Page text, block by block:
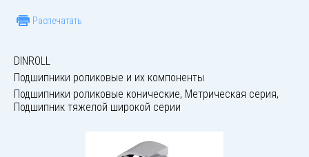
Распечатать
DINROLL
Подшипники роликовые и их компоненты
Подшипники роликовые конические, Метрическая серия,
Подшипник тяжелой широкой серии